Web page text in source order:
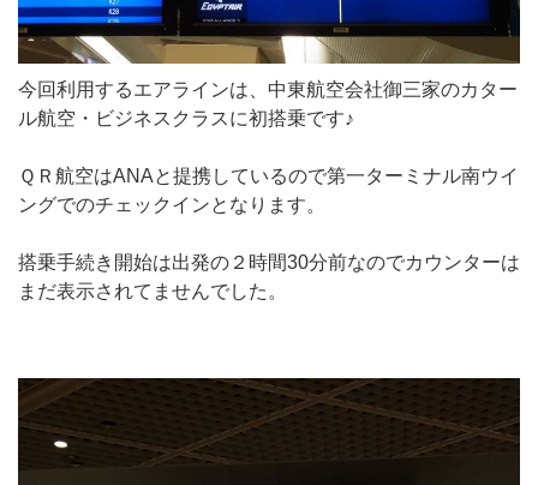
今回利用するエアラインは、中東航空会社御三家のカター
ル航空・ビジネスクラスに初搭乗です♪
ＱＲ航空はANAと提携しているので第一ターミナル南ウイ
ングでのチェックインとなります。
搭乗手続き開始は出発の２時間30分前なのでカウンターは
まだ表示されてませんでした。